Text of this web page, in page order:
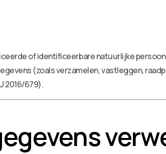
of identificeerbare natuurlijke
(zoals verzamelen, vastleggen,
2016/679).